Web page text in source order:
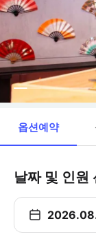
옵션예약
날짜 및 인원